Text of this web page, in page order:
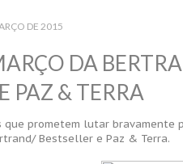
DE 2015
DA
PAZ & TERRA
prometem lutar bravamente
Bestseller e Paz & Terra.